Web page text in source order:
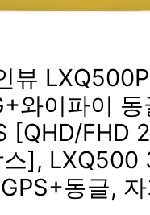
뷰
와이파이 동
[QHD/FHD
스], LXQ500
동글,